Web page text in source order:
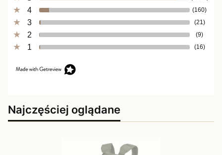
4 (160)
3 (21)
2 (9)
1 (16)
Najczęściej oglądane